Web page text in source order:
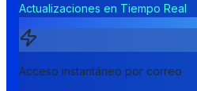
Actualizaciones en Tiempo Real
Acceso instantáneo por correo